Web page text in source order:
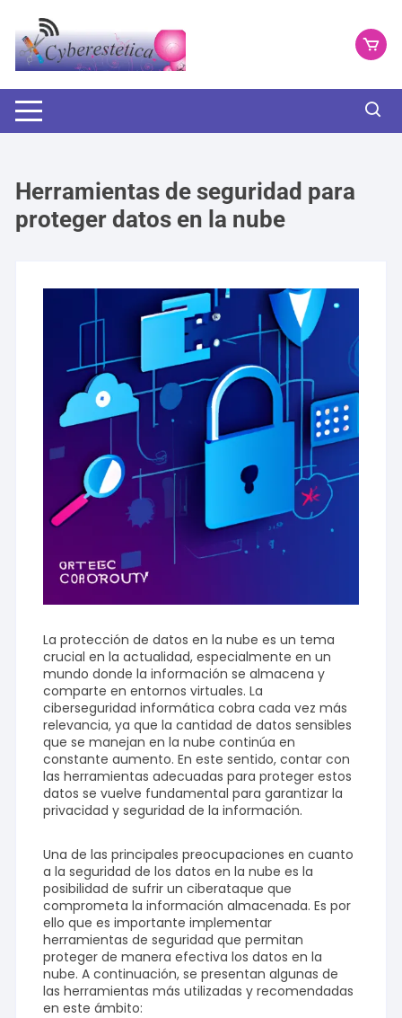
contenido
Herramientas de seguridad para
proteger datos en la nube
La protección de datos en la nube es un tema
crucial en la actualidad, especialmente en un
mundo donde la información se almacena y
comparte en entornos virtuales. La
ciberseguridad informática cobra cada vez más
relevancia, ya que la cantidad de datos sensibles
que se manejan en la nube continúa en
constante aumento. En este sentido, contar con
las herramientas adecuadas para proteger estos
datos se vuelve fundamental para garantizar la
privacidad y seguridad de la información.
Una de las principales preocupaciones en cuanto
a la seguridad de los datos en la nube es la
posibilidad de sufrir un ciberataque que
comprometa la información almacenada. Es por
ello que es importante implementar
herramientas de seguridad que permitan
proteger de manera efectiva los datos en la
nube. A continuación, se presentan algunas de
las herramientas más utilizadas y recomendadas
en este ámbito: